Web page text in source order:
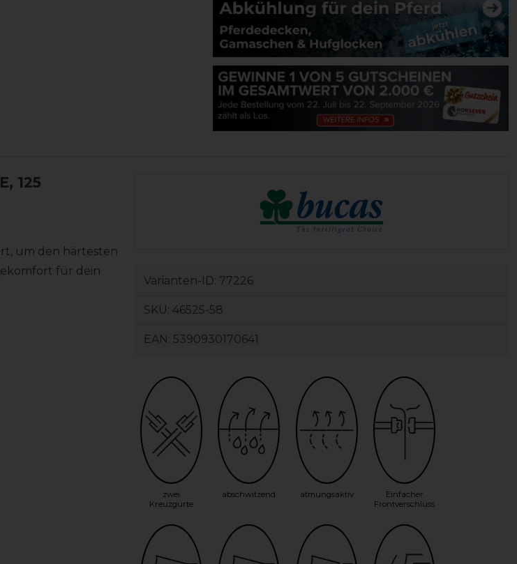
125
um den härtesten
für dein
Varianten-ID: 77226
SKU: 46525-58
EAN: 5390930170641
zwei
Kreuzgurte
abschwitzend atmungsaktiv
Einfacher
Frontverschluss